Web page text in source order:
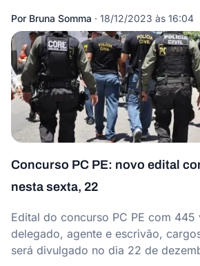
Por Bruna Somma · 18/12/2023 às 16:04
Concurso PC PE: novo edital
nesta sexta, 22
Edital do concurso PC PE com 445
delegado, agente e escrivão,
será divulgado no dia 22 de